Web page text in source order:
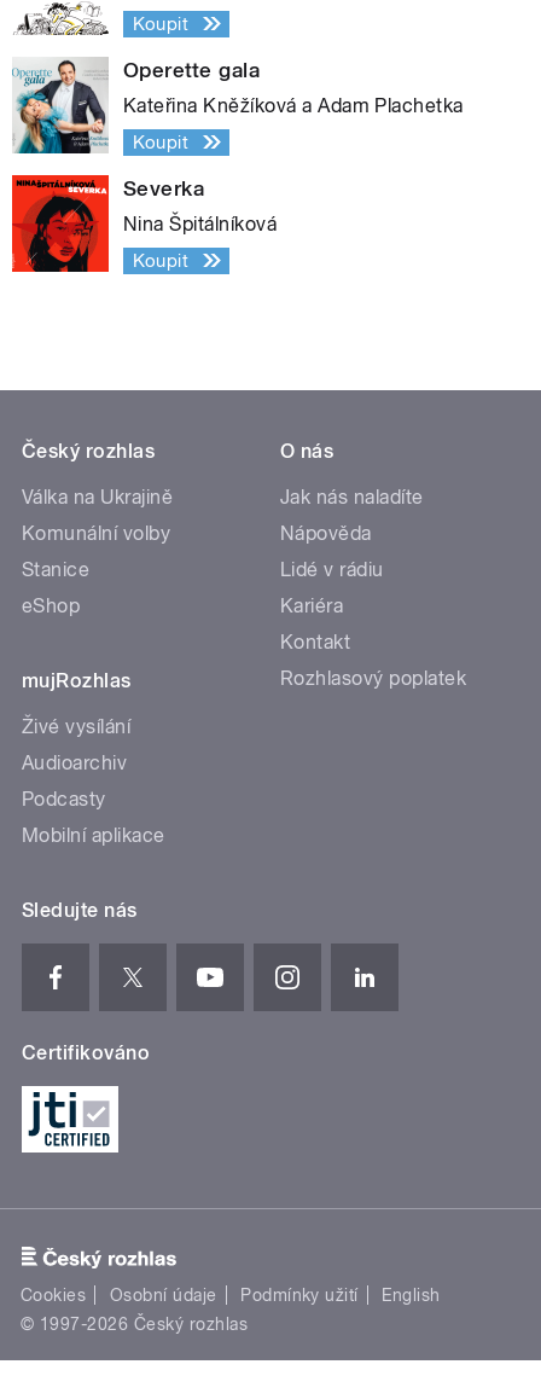
Koupit
Operette gala
Kateřina Kněžíková a Adam Plachetka
Koupit
Severka
Nina Špitálníková
Koupit
Český rozhlas
Válka na Ukrajině
Komunální volby
Stanice
eShop
mujRozhlas
Živé vysílání
Audioarchiv
Podcasty
Mobilní aplikace
O nás
Jak nás naladíte
Nápověda
Lidé v rádiu
Kariéra
Kontakt
Rozhlasový poplatek
Sledujte nás
Certifikováno
Cookies Osobní údaje Podmínky užití
English
© 1997-2026 Český rozhlas